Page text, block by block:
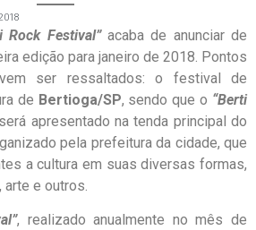
Rock Festival”acaba de anunciar de
edição para janeiro de 2018. Pontos
ser ressaltados: o festival de
de Bertioga/SP, sendo que o “Berti
apresentado na tenda principal do
pela prefeitura da cidade, que
a cultura em suas diversas formas,
arte e outros.
, realizado anualmente no mês de